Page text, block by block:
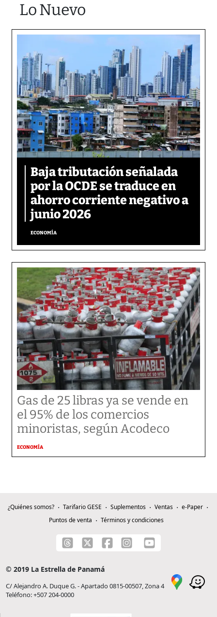
Lo Nuevo
Baja tributación señalada
por la OCDE se traduce en
ahorro corriente negativo a
junio 2026
ECONOMÍA
Gas de 25 libras ya se vende en
el 95% de los comercios
minoristas, según Acodeco
ECONOMÍA
¿Quiénes somos? Tarifario GESE Suplementos Ventas
e-Paper
Puntos de venta
Términos y condiciones
© 2019 La Estrella de Panamá
C/ Alejandro A. Duque G. - Apartado 0815-00507, Zona 4
Teléfono: +507 204-0000